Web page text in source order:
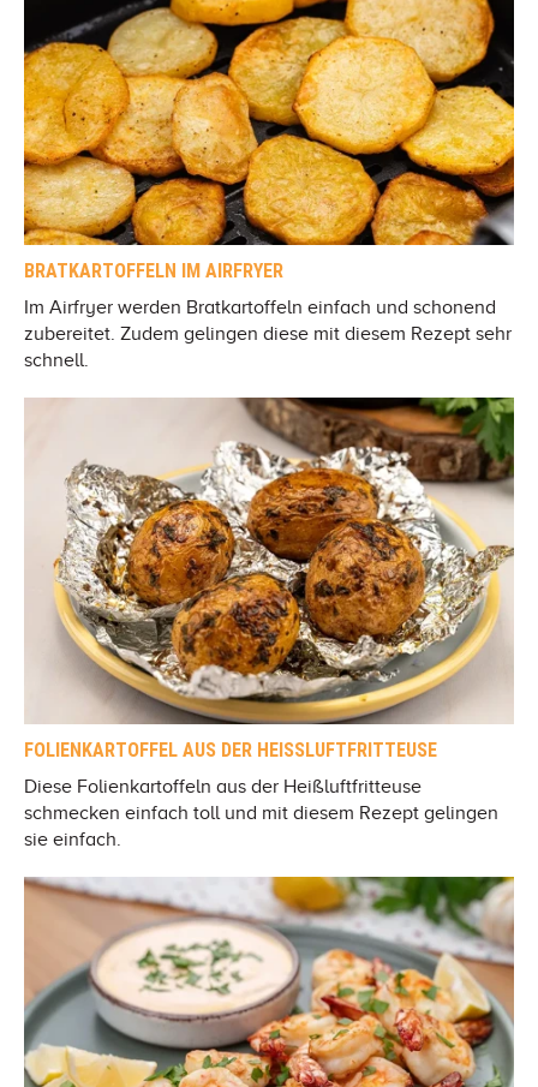
BRATKARTOFFELN IM AIRFRYER
Im Airfryer werden Bratkartoffeln einfach und schonend
zubereitet. Zudem gelingen diese mit diesem Rezept sehr
schnell.
FOLIENKARTOFFEL AUS DER HEISSLUFTFRITTEUSE
Diese Folienkartoffeln aus der Heißluftfritteuse
schmecken einfach toll und mit diesem Rezept gelingen
sie einfach.